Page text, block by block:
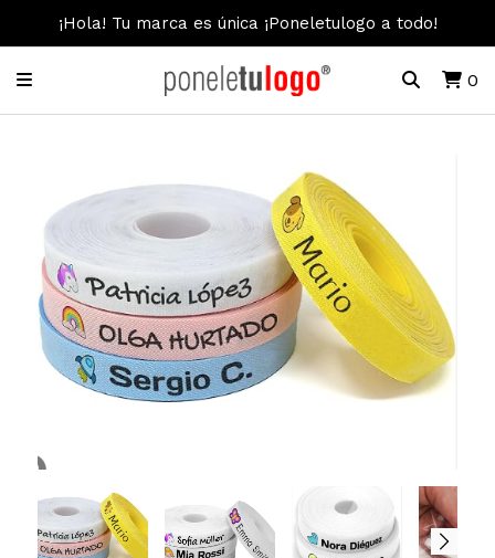
¡Hola! Tu marca es única ¡Poneletulogo a todo!
0